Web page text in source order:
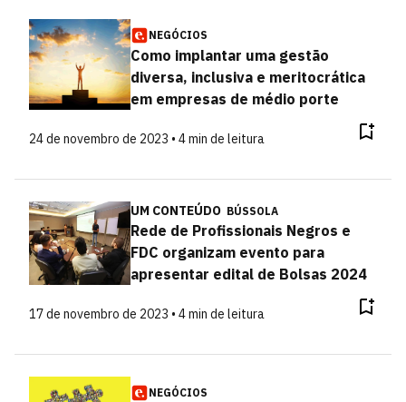
NEGÓCIOS
Como implantar uma gestão
diversa, inclusiva e meritocrática
em empresas de médio porte
24 de novembro de 2023 • 4 min de leitura
UM CONTEÚDO BÚSSOLA
Rede de Profissionais Negros e
FDC organizam evento para
apresentar edital de Bolsas 2024
17 de novembro de 2023 • 4 min de leitura
NEGÓCIOS